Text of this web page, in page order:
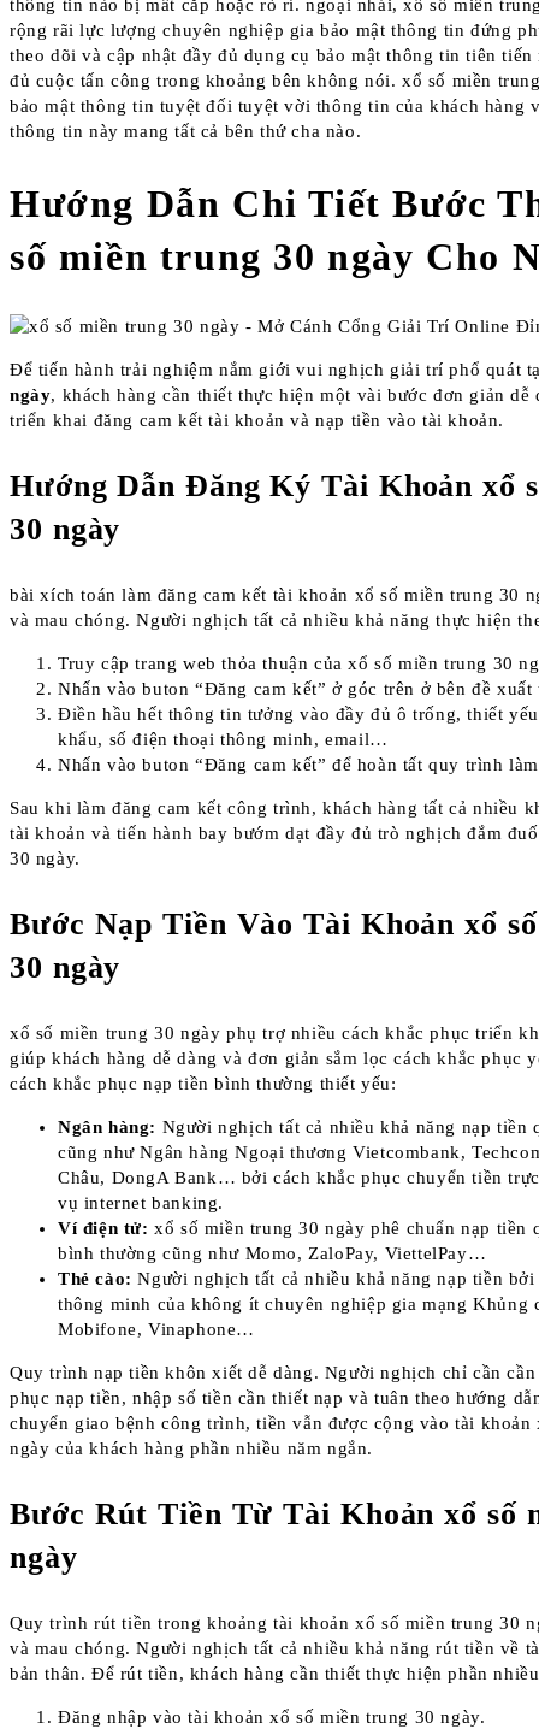
thông tin nào bị mất cắp hoặc rò rỉ. ngoại nhái, xổ số miền
rộng rãi lực lượng chuyên nghiệp gia bảo mật thông tin đứng
theo dõi và cập nhật đầy đủ dụng cụ bảo mật thông tin tiên
đủ cuộc tấn công trong khoảng bên không nói. xổ số miền
bảo mật thông tin tuyệt đối tuyệt vời thông tin của khách hàng
thông tin này mang tất cả bên thứ cha nào.
Hướng Dẫn Chi Tiết Bước
số miền trung 30 ngày Cho
Để tiến hành trải nghiệm nắm giới vui nghịch giải trí phổ quát
ngày, khách hàng cần thiết thực hiện một vài bước đơn giản dễ
triển khai đăng cam kết tài khoản và nạp tiền vào tài khoản.
Hướng Dẫn Đăng Ký Tài Khoản xổ
30 ngày
bài xích toán làm đăng cam kết tài khoản xổ số miền trung 30
và mau chóng. Người nghịch tất cả nhiều khả năng thực hiện
Truy cập trang web thỏa thuận của xổ số miền trung 30
Nhấn vào buton “Đăng cam kết” ở góc trên ở bên đề xuất
Điền hầu hết thông tin tưởng vào đầy đủ ô trống, thiết
khẩu, số điện thoại thông minh, email…
Nhấn vào buton “Đăng cam kết” để hoàn tất quy trình
Sau khi làm đăng cam kết công trình, khách hàng tất cả nhiều
tài khoản và tiến hành bay bướm dạt đầy đủ trò nghịch đắm
30 ngày.
Bước Nạp Tiền Vào Tài Khoản xổ
30 ngày
xổ số miền trung 30 ngày phụ trợ nhiều cách khắc phục triển
giúp khách hàng dễ dàng và đơn giản sắm lọc cách khắc phục
cách khắc phục nạp tiền bình thường thiết yếu:
Ngân hàng: Người nghịch tất cả nhiều khả năng nạp tiền
cũng như Ngân hàng Ngoại thương Vietcombank,
Châu, DongA Bank… bởi cách khắc phục chuyển tiền
vụ internet banking.
Ví điện tử: xổ số miền trung 30 ngày phê chuẩn nạp tiền
bình thường cũng như Momo, ZaloPay, ViettelPay…
Thẻ cào: Người nghịch tất cả nhiều khả năng nạp tiền
thông minh của không ít chuyên nghiệp gia mạng Khủng
Mobifone, Vinaphone…
Quy trình nạp tiền khôn xiết dễ dàng. Người nghịch chỉ cần cần
phục nạp tiền, nhập số tiền cần thiết nạp và tuân theo hướng
chuyển giao bệnh công trình, tiền vẫn được cộng vào tài khoản
ngày của khách hàng phần nhiều năm ngắn.
Bước Rút Tiền Từ Tài Khoản xổ số
ngày
Quy trình rút tiền trong khoảng tài khoản xổ số miền trung 30
và mau chóng. Người nghịch tất cả nhiều khả năng rút tiền về
bản thân. Để rút tiền, khách hàng cần thiết thực hiện phần
Đăng nhập vào tài khoản xổ số miền trung 30 ngày.